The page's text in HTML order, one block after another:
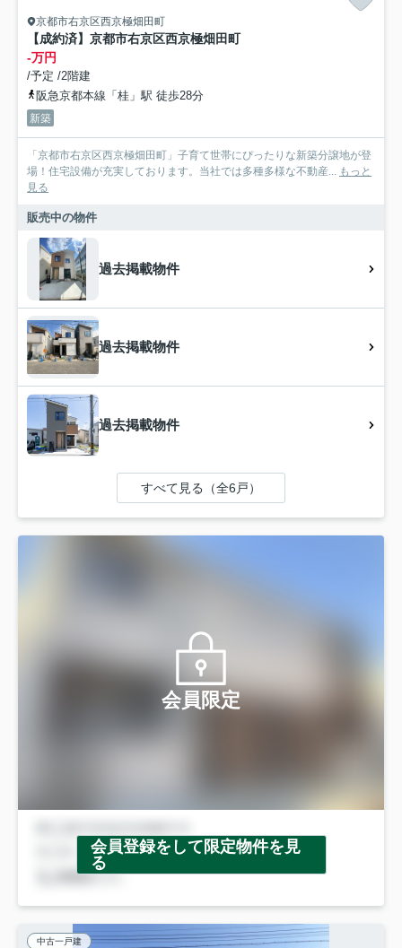
京都市右京区西京極畑田町
【成約済】京都市右京区西京極畑田町
-万円
/予定 /2階建
阪急京都本線「桂」駅 徒歩28分
新築
「京都市右京区西京極畑田町」子育て世帯にぴったりな新築分譲地が登
場！住宅設備が充実しております。当社では多種多様な不動産... もっと
見る
販売中の物件
過去掲載物件
過去掲載物件
過去掲載物件
すべて見る（全6戸）
会員限定
会員登録をして限定物件を見
る
中古一戸建